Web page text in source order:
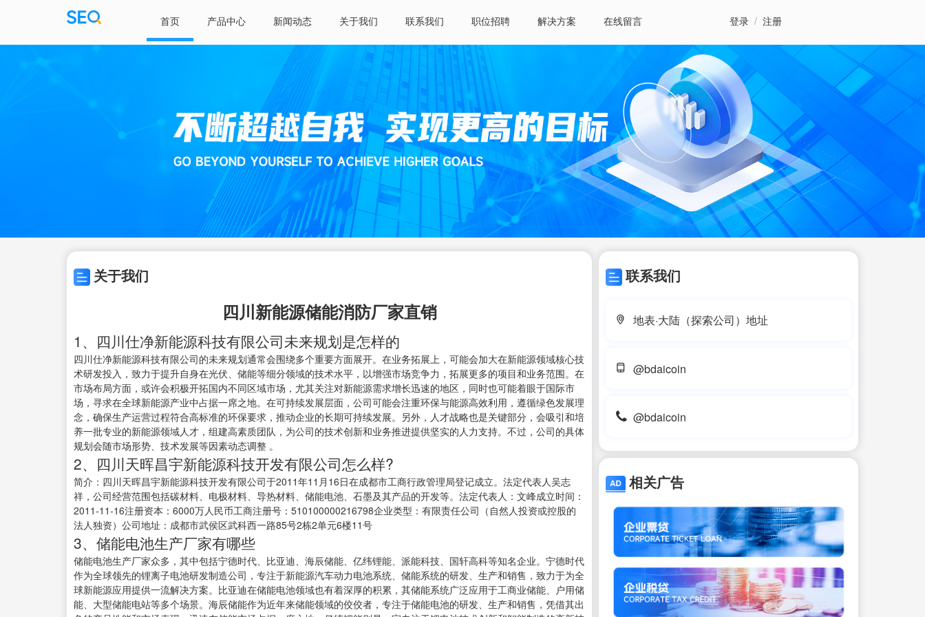
首页 产品中心 新闻动态 关于我们 联系我们 职位招聘 解决方案 在线留言 登录 / 注册
关于我们
四川新能源储能消防厂家直销
1、四川仕净新能源科技有限公司未来规划是怎样的
四川仕净新能源科技有限公司的未来规划通常会围绕多个重要方面展开。在业务拓展上，可能会加大在新能源领域核心技
术研发投入，致力于提升自身在光伏、储能等细分领域的技术水平，以增强市场竞争力，拓展更多的项目和业务范围。在
市场布局方面，或许会积极开拓国内不同区域市场，尤其关注对新能源需求增长迅速的地区，同时也可能着眼于国际市
场，寻求在全球新能源产业中占据一席之地。在可持续发展层面，公司可能会注重环保与能源高效利用，遵循绿色发展理
念，确保生产运营过程符合高标准的环保要求，推动企业的长期可持续发展。另外，人才战略也是关键部分，会吸引和培
养一批专业的新能源领域人才，组建高素质团队，为公司的技术创新和业务推进提供坚实的人力支持。不过，公司的具体
规划会随市场形势、技术发展等因素动态调整 。
2、四川天晖昌宇新能源科技开发有限公司怎么样?
简介：四川天晖昌宇新能源科技开发有限公司于2011年11月16日在成都市工商行政管理局登记成立。法定代表人吴志
祥，公司经营范围包括碳材料、电极材料、导热材料、储能电池、石墨及其产品的开发等。法定代表人：文峰成立时间：
2011-11-16注册资本：6000万人民币工商注册号：510100000216798企业类型：有限责任公司（自然人投资或控股的
法人独资）公司地址：成都市武侯区武科西一路85号2栋2单元6楼11号
3、储能电池生产厂家有哪些
储能电池生产厂家众多，其中包括宁德时代、比亚迪、海辰储能、亿纬锂能、派能科技、国轩高科等知名企业。宁德时代
作为全球领先的锂离子电池研发制造公司，专注于新能源汽车动力电池系统、储能系统的研发、生产和销售，致力于为全
球新能源应用提供一流解决方案。比亚迪在储能电池领域也有着深厚的积累，其储能系统广泛应用于工商业储能、户用储
能、大型储能电站等多个场景。海辰储能作为近年来储能领域的佼佼者，专注于储能电池的研发、生产和销售，凭借其出
联系我们
地表·大陆（探索公司）地址
@bdaicoin
@bdaicoin
相关广告